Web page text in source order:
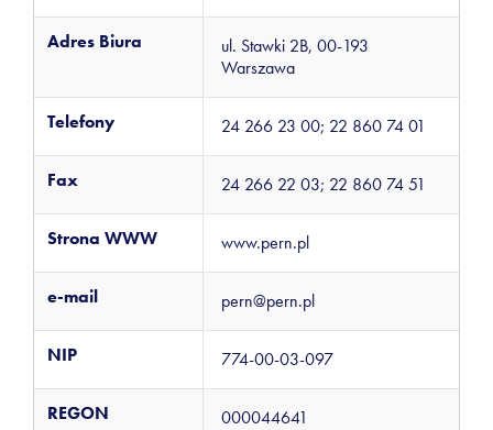
Adres Biura
ul. Stawki 2B, 00-193
Warszawa
Telefony 24 266 23 00; 22 860 74 01
Fax 24 266 22 03; 22 860 74 51
Strona WWW www.pern.pl
e-mail pern@pern.pl
NIP 774-00-03-097
REGON 000044641